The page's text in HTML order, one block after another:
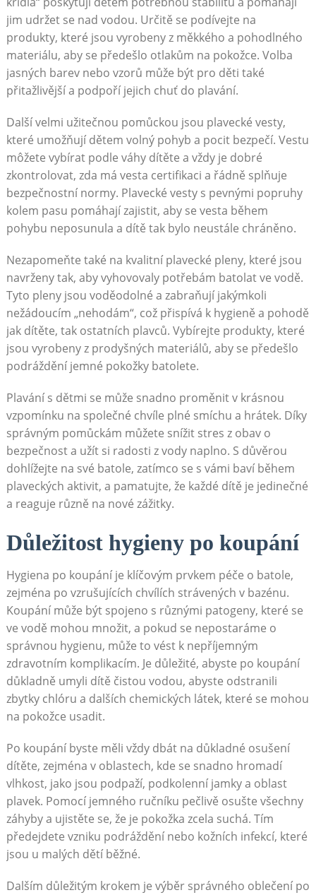
jim udržet se nad vodou. Určitě se podívejte na
produkty, které jsou vyrobeny z měkkého a pohodlného
materiálu, aby se předešlo otlakům na pokožce. Volba
jasných barev nebo vzorů může být pro děti také
přitažlivější a podpoří jejich chuť do plavání.
Další velmi užitečnou pomůckou jsou plavecké vesty,
které umožňují dětem volný pohyb a pocit bezpečí. Vestu
môžete vybírat podle váhy dítěte a vždy je dobré
zkontrolovat, zda má vesta certifikaci a řádně splňuje
bezpečnostní normy. Plavecké vesty s pevnými popruhy
kolem pasu pomáhají zajistit, aby se vesta během
pohybu neposunula a dítě tak bylo neustále chráněno.
Nezapomeňte také na kvalitní plavecké pleny, které jsou
navrženy tak, aby vyhovovaly potřebám batolat ve vodě.
Tyto pleny jsou voděodolné a zabraňují jakýmkoli
nežádoucím „nehodám“, což přispívá k hygieně a pohodě
jak dítěte, tak ostatních plavců. Vybírejte produkty, které
jsou vyrobeny z prodyšných materiálů, aby se předešlo
podráždění jemné pokožky batolete.
Plavání s dětmi se může snadno proměnit v krásnou
vzpomínku na společné chvíle plné smíchu a hrátek. Díky
správným pomůckám můžete snížit stres z obav o
bezpečnost a užít si radosti z vody naplno. S důvěrou
dohlížejte na své batole, zatímco se s vámi baví během
plaveckých aktivit, a pamatujte, že každé dítě je jedinečné
a reaguje různě na nové zážitky.
Důležitost hygieny po koupání
Hygiena po koupání je klíčovým prvkem péče o batole,
zejména po vzrušujících chvílích strávených v bazénu.
Koupání může být spojeno s různými patogeny, které se
ve vodě mohou množit, a pokud se nepostaráme o
správnou hygienu, může to vést k nepříjemným
zdravotním komplikacím. Je důležité, abyste po koupání
důkladně umyli dítě čistou vodou, abyste odstranili
zbytky chlóru a dalších chemických látek, které se mohou
na pokožce usadit.
Po koupání byste měli vždy dbát na důkladné osušení
dítěte, zejména v oblastech, kde se snadno hromadí
vlhkost, jako jsou podpaží, podkolenní jamky a oblast
plavek. Pomocí jemného ručníku pečlivě osušte všechny
záhyby a ujistěte se, že je pokožka zcela suchá. Tím
předejdete vzniku podráždění nebo kožních infekcí, které
jsou u malých dětí běžné.
Dalším důležitým krokem je výběr správného oblečení po